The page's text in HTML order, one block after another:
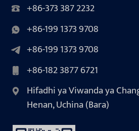
+86-373 387 2232
+86-199 1373 9708
+86-199 1373 9708
+86-182 3877 6721
Hifadhi ya Viwanda ya
Henan, Uchina (Bara)